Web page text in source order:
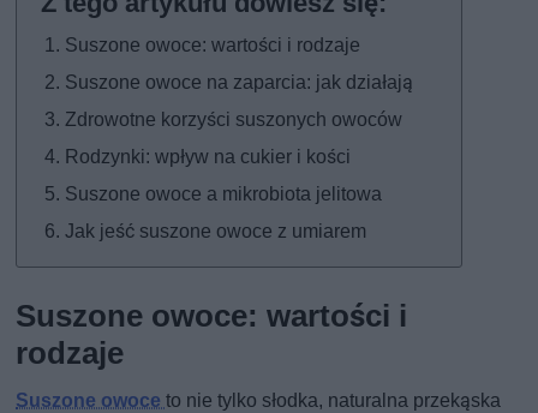
Suszone owoce: wartości i rodzaje
Suszone owoce na zaparcia: jak działają
Zdrowotne korzyści suszonych owoców
Rodzynki: wpływ na cukier i kości
Suszone owoce a mikrobiota jelitowa
Jak jeść suszone owoce z umiarem
Suszone owoce: wartości i
rodzaje
Suszone owoceto nie tylko słodka, naturalna przekąska